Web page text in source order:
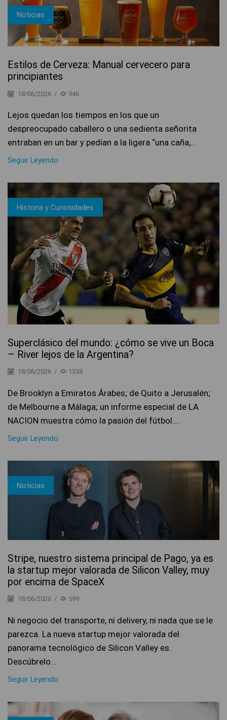
Noticias
Estilos de Cerveza: Manual cervecero para
principiantes
18/06/2026 / 946
Lejos quedan los tiempos en los que un
despreocupado caballero o una sedienta señorita
entraban en un bar y pedían a la ligera “una caña,...
Seguir Leyendo
Historia y Curiosidades
Superclásico del mundo: ¿cómo se vive un Boca
– River lejos de la Argentina?
18/06/2026 / 1338
De Brooklyn a Emiratos Árabes; de Quito a Jerusalén;
de Melbourne a Málaga; un informe especial de LA
NACION muestra cómo la pasión del fútbol....
Seguir Leyendo
Noticias
Stripe, nuestro sistema principal de Pago, ya es
la startup mejor valorada de Silicon Valley, muy
por encima de SpaceX
18/06/2026 / 599
Ni negocio del transporte, ni delivery, ni nada que se le
parezca. La nueva startup mejor valorada del
panorama tecnológico de Silicon Valley es.
Descúbrelo...
Seguir Leyendo